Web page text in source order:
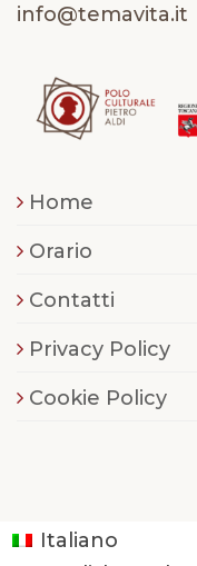
info@temavita.it
Home
Orario
Contatti
Privacy Policy
Cookie Policy
Italiano